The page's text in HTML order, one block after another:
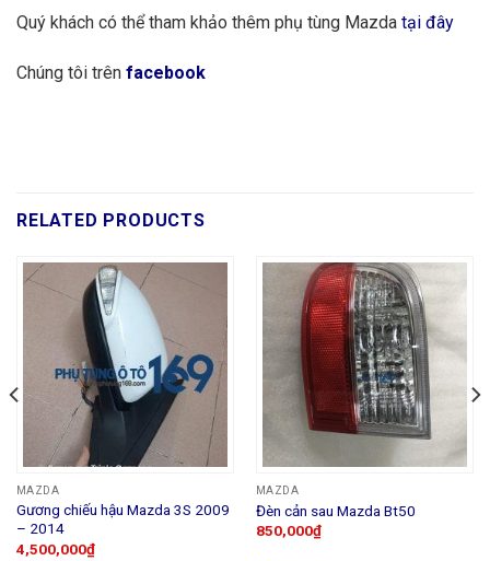
Quý khách có thể tham khảo thêm phụ tùng Mazda tại đây
Chúng tôi trên facebook
RELATED PRODUCTS
MAZDA
Gương chiếu hậu Mazda 3S 2009
– 2014
4,500,000₫
MAZDA
Đèn cản sau Mazda Bt50
850,000₫